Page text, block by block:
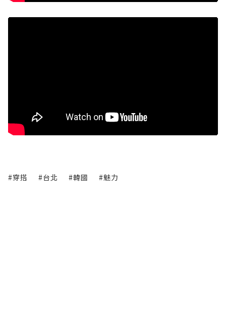
#穿搭 #台北 #韓國 #魅力